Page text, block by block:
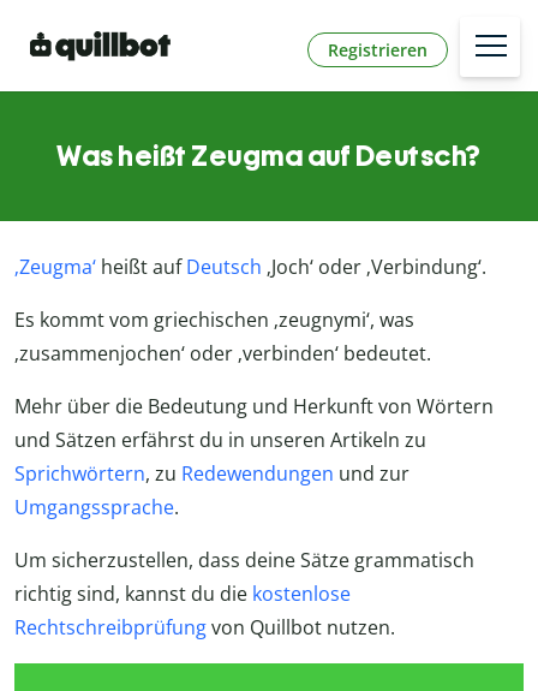
Registrieren
Was heißt Zeugma auf Deutsch?
‚Zeugma‘ heißt aufDeutsch ‚Joch‘ oder ‚Verbindung‘.
Es kommt vom griechischen ‚zeugnymi‘, was
‚zusammenjochen‘ oder ‚verbinden‘ bedeutet.
Mehr über die Bedeutung und Herkunft von Wörtern
und Sätzen erfährst du in unseren Artikeln zu
Sprichwörtern, zu Redewendungen und zur
Umgangssprache.
Um sicherzustellen, dass deine Sätze grammatisch
richtig sind, kannst du die kostenlose
Rechtschreibprüfungvon Quillbot nutzen.